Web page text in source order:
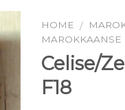
HOME /
MAROKKAANSE
Celise/
F18